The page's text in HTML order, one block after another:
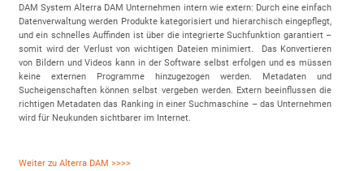
DAM System Alterra DAM Unternehmen intern wie extern: Durch eine einfach
Datenverwaltung werden Produkte kategorisiert und hierarchisch eingepflegt,
und ein schnelles Auffinden ist über die integrierte Suchfunktion garantiert –
somit wird der Verlust von wichtigen Dateien minimiert. Das Konvertieren
von Bildern und Videos kann in der Software selbst erfolgen und es müssen
keine externen Programme hinzugezogen werden. Metadaten und
Sucheigenschaften können selbst vergeben werden. Extern beeinflussen die
richtigen Metadaten das Ranking in einer Suchmaschine – das Unternehmen
wird für Neukunden sichtbarer im Internet.
Weiter zu Alterra DAM >>>>